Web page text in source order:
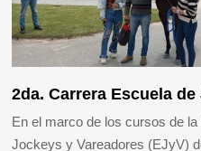
2da. Carrera Escuela
En el marco de los cursos de
Jockeys y Vareadores (EJyV)